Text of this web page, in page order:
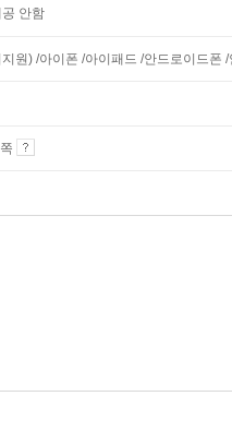
안함
원) /아이폰 /아이패드 /안드로이드